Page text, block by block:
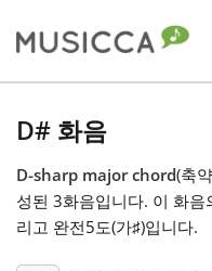
Български
D# 화음
D-sharp major chord(축
성된 3화음입니다. 이 화음
리고 완전5도(가♯)입니다.